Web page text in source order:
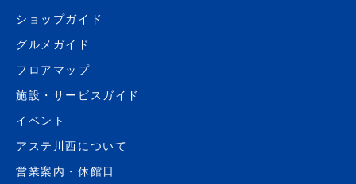
ショップガイド
グルメガイド
フロアマップ
施設・サービスガイド
イベント
アステ川西について
営業案内・休館日